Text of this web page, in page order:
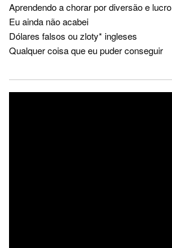
Aprendendo a chorar por diversão e lucro
Eu ainda não acabei
Dólares falsos ou zloty* ingleses
Qualquer coisa que eu puder conseguir